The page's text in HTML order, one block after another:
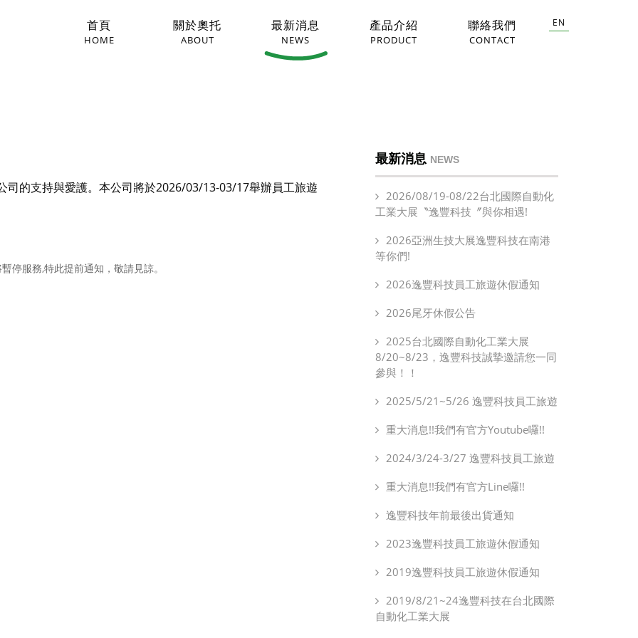
首頁
HOME
關於奧托
ABOUT
最新消息
NEWS
產品介紹
PRODUCT
聯絡我們
CONTACT
EN
停服務,特此提前通知，敬請見諒。
最新消息 NEWS
2026/08/19-08/22台北國際自動化
工業大展〝逸豐科技〞與你相遇!
2026亞洲生技大展逸豐科技在南港
等你們!
2026逸豐科技員工旅遊休假通知
2026尾牙休假公告
2025台北國際自動化工業大展
8/20~8/23，逸豐科技誠摯邀請您一同
參與！！
2025/5/21~5/26 逸豐科技員工旅遊
重大消息!!我們有官方Youtube囉!!
2024/3/24-3/27 逸豐科技員工旅遊
重大消息!!我們有官方Line囉!!
逸豐科技年前最後出貨通知
2023逸豐科技員工旅遊休假通知
2019逸豐科技員工旅遊休假通知
2019/8/21~24逸豐科技在台北國際
自動化工業大展